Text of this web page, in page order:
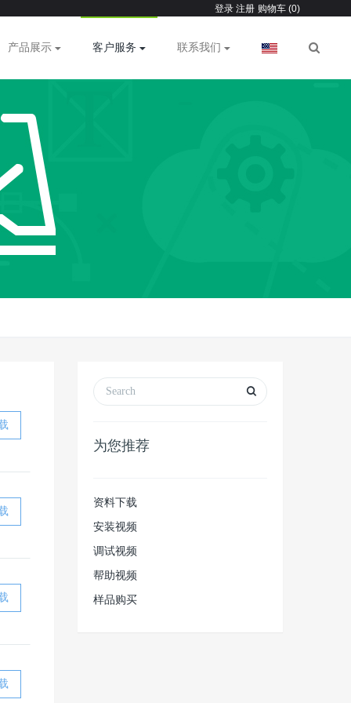
登录 注册 购物车 (0)
产品展示 客户服务 联系我们
为您推荐
资料下载
安装视频
调试视频
帮助视频
样品购买